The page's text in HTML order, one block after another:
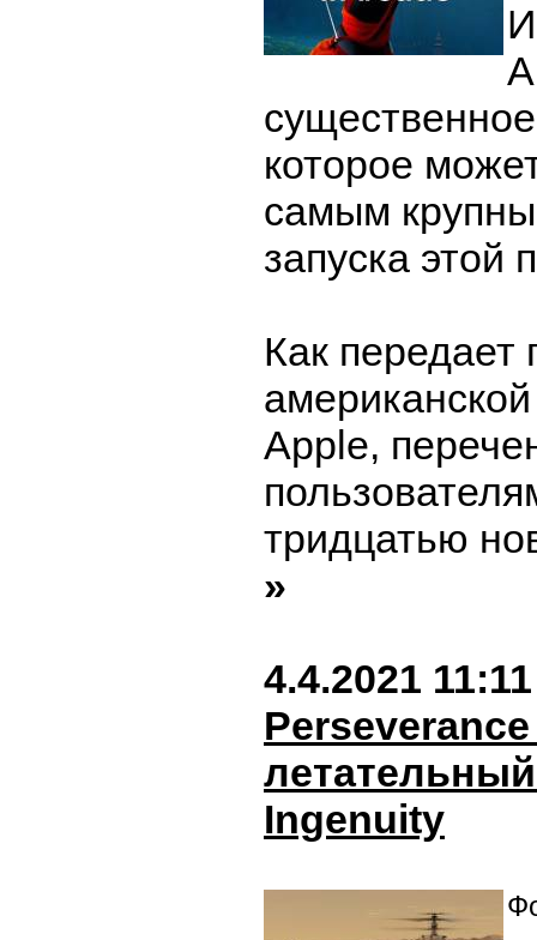
которое
самым
запуска этой
Как передает
Apple,
тридцатью
»
4.4.2021 11:11
Ingenuity